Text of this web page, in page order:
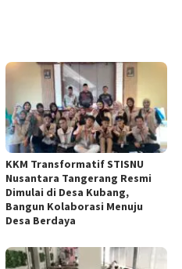
KKM Transformatif STISNU
Nusantara Tangerang Resmi
Dimulai di Desa Kubang,
Bangun Kolaborasi Menuju
Desa Berdaya